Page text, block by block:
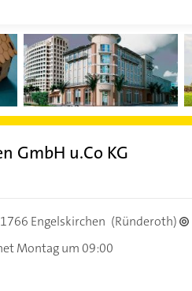
GmbH u.Co KG
Engelskirchen (Ründeroth)
Montag um 09:00